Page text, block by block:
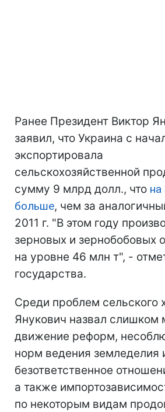
Ранее Президент Виктор
заявил, что Украина с
экспортировала
сельскохозяйственной
сумму 9 млрд долл., что на
больше, чем за
2011 г. "В этом году
зерновых и зернобобовых
на уровне 46 млн т", -
государства.
Среди проблем сельского
Янукович назвал слишком
движение реформ,
норм ведения земледелия
безответственное
а также
по некоторым видам